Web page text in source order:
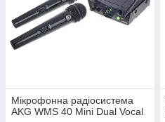
Мікрофонна радіосистема
AKG WMS 40 Mini Dual Vocal